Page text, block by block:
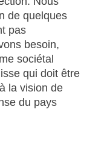
de quelques
pas
besoin,
sociétal
qui doit être
la vision de
du pays